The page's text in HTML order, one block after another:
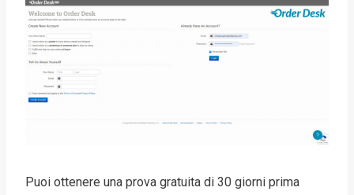
Puoi ottenere una prova gratuita di 30 giorni prima